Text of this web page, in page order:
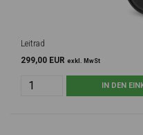
Leitrad
299,00 EUR exkl. MwSt